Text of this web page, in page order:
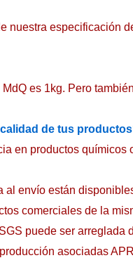
nuestra especificación
es 1kg. Pero
de tus
en productos
al envío están
comerciales de la
puede ser arreglada
asociadas